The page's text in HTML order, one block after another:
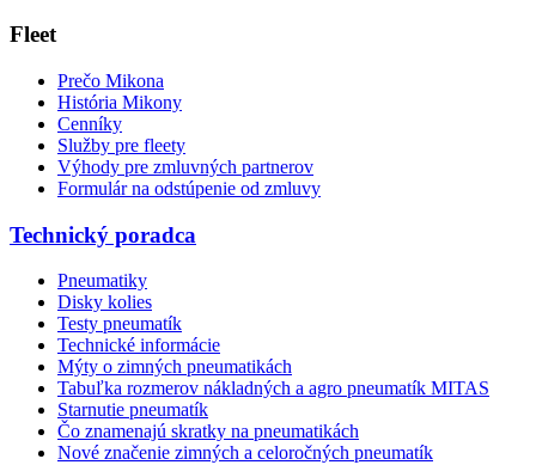
Fleet
Prečo Mikona
História Mikony
Cenníky
Služby pre fleety
Výhody pre zmluvných partnerov
Formulár na odstúpenie od zmluvy
Technický poradca
Pneumatiky
Disky kolies
Testy pneumatík
Technické informácie
Mýty o zimných pneumatikách
Tabuľka rozmerov nákladných a agro pneumatík MITAS
Starnutie pneumatík
Čo znamenajú skratky na pneumatikách
Nové značenie zimných a celoročných pneumatík